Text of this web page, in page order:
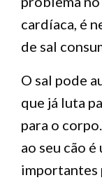
cardíaca, é
de sal
O sal pode
que já luta
para o
ao seu cão
importantes